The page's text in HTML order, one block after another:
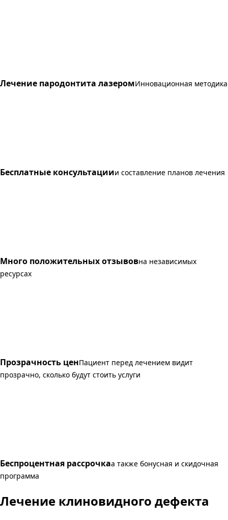
Лечение пародонтита лазеромИнновационная методика
Бесплатные консультациии составление планов лечения
Много положительных отзывовна независимых
ресурсах
Прозрачность ценПациент перед лечением видит
прозрачно, сколько будут стоить услуги
Беспроцентная рассрочкаа также бонусная и скидочная
программа
Лечение клиновидного дефекта